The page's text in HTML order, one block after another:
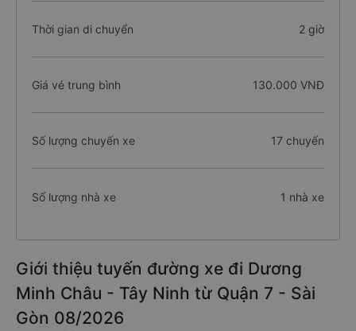
Thời gian di chuyển 2 giờ
Giá vé trung bình 130.000 VNĐ
Số lượng chuyến xe 17 chuyến
Số lượng nhà xe 1 nhà xe
Giới thiệu tuyến đường xe đi Dương
Minh Châu - Tây Ninh từ Quận 7 - Sài
Gòn 08/2026